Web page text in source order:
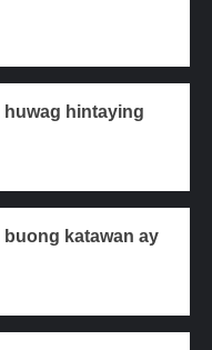
hintaying
buong katawan ay